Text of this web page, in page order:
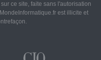
ce site, faite sans l'autorisation
est illicite et